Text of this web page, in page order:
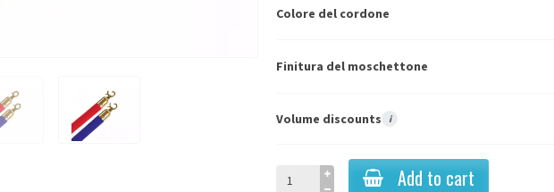
Colore del cordone
Finitura del moschettone
Volume discounts i
Add to cart